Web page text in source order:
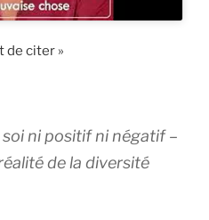
de citer »
ni positif ni négatif –
de la diversité